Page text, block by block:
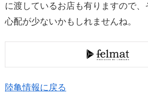
に渡しているお店も有りますので
心配が少ないかもしれませんね。
陸亀情報に戻る